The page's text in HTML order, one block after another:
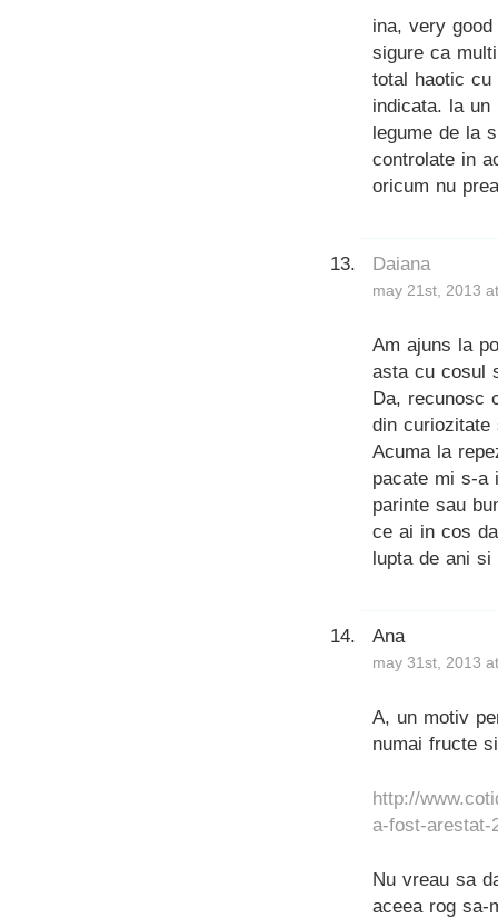
ina, very
sigure ca
total haotic cu
indicata. la
legume de la
controlate in
oricum nu
Daiana
may 21st, 2013
Am ajuns la
asta cu cosul
Da, recunosc
din curiozitate
Acuma la
pacate mi s-a
parinte sau
ce ai in cos
lupta de ani
Ana
may 31st, 2013
A, un motiv
numai fructe
http://
a-fost-arestat-
Nu vreau sa
aceea rog